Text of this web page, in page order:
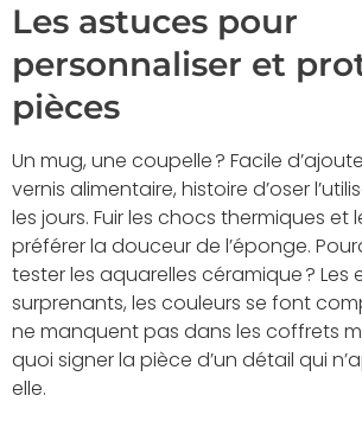
Les astuces pour
personnaliser et
pièces
Un mug, une coupelle ? Facile
vernis alimentaire, histoire d’oser
les jours. Fuir les chocs thermiques et
préférer la douceur de l’éponge.
tester les aquarelles céramique ? Les
surprenants, les couleurs se font
ne manquent pas dans les coffrets
quoi signer la pièce d’un détail qui
elle.